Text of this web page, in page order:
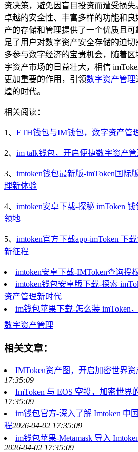
资决策，避免因盲目投资而遭受损失
卓越的安全性、丰富多样的功能和
产的存储和管理提供了一个优质且
足了用户对数字资产安全存储的迫
多参与数字经济的宝贵机会，随着
字资产市场的日益壮大，相信
更加重要的作用，引领数字资产管理
煌的时代。
相关阅读：
1、 ETH钱包与IM钱包，数字资产管
2、 im talk钱包，开启便捷数字资产
3、 imtoken钱包最新版-imToken国际
理新体验
4、 imtoken安卓下载-探秘 imToken
领地
5、 imtoken官方下载app-imToken 下
新征程
imtoken安卓下载-IMToken查询授
imtoken钱包安卓版下载-探索
资产管理新时代
im钱包苹果下载-怎么装 imToken
数字资产管理
相关文章：
IMToken资产图，开启加密世界
17:35:09
ImToken 与 EOS 空投，加密世界
17:35:09
im钱包官方-深入了解 Imtoken 中
程2026-04-02 17:35:09
im钱包苹果-Metamask 导入
2026-04-02 17:35:09